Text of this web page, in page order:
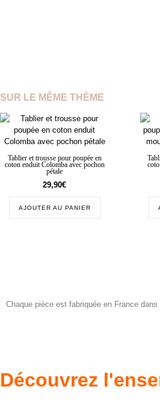
SUR LE MÊME THÈME
Tablier et trousse pour poupée en
coton enduit Colomba avec pochon
pétale
29,90€
AJOUTER AU PANIER
Chaque pièce est fabriquée en France
Découvrez